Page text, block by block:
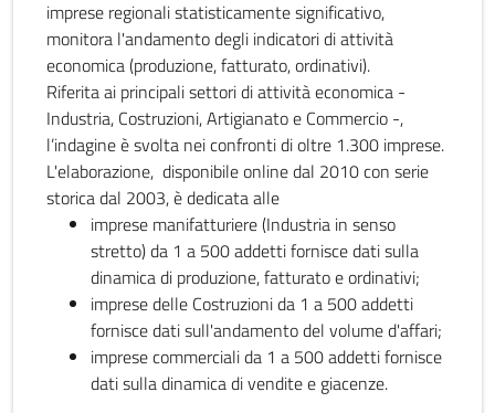
imprese regionali statisticamente significativo,
monitora l'andamento degli indicatori di attività
economica (produzione, fatturato, ordinativi).
Riferita ai principali settori di attività economica -
Industria, Costruzioni, Artigianato e Commercio -,
l’indagine è svolta nei confronti di oltre 1.300 imprese.
L'elaborazione, disponibile online dal 2010 con serie
storica dal 2003, è dedicata alle
imprese manifatturiere (Industria in senso
stretto) da 1 a 500 addetti fornisce dati sulla
dinamica di produzione, fatturato e ordinativi;
imprese delle Costruzioni da 1 a 500 addetti
fornisce dati sull'andamento del volume d'affari;
imprese commerciali da 1 a 500 addetti fornisce
dati sulla dinamica di vendite e giacenze.